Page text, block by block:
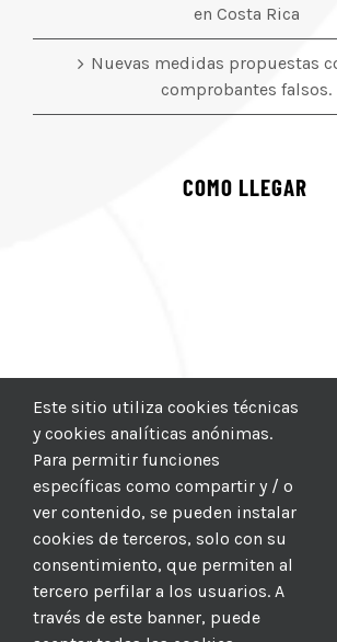
en Costa Rica
Nuevas medidas propuestas
comprobantes falsos.
COMO LLEGAR
Este sitio utiliza cookies técnicas
y cookies analíticas anónimas.
Para permitir funciones
específicas como compartir y / o
ver contenido, se pueden instalar
cookies de terceros, solo con su
consentimiento, que permiten al
tercero perfilar a los usuarios. A
través de este banner, puede